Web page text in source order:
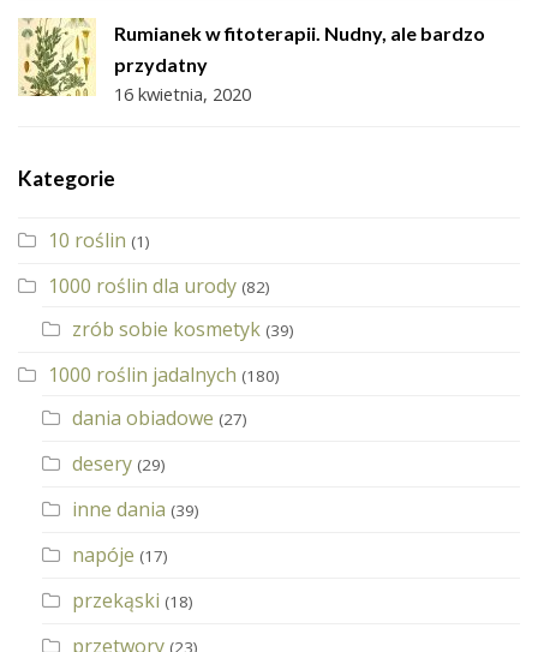
Rumianek w fitoterapii. Nudny, ale bardzo
przydatny
16 kwietnia, 2020
Kategorie
10 roślin (1)
1000 roślin dla urody (82)
zrób sobie kosmetyk (39)
1000 roślin jadalnych (180)
dania obiadowe (27)
desery (29)
inne dania (39)
napóje (17)
przekąski (18)
przetwory (23)